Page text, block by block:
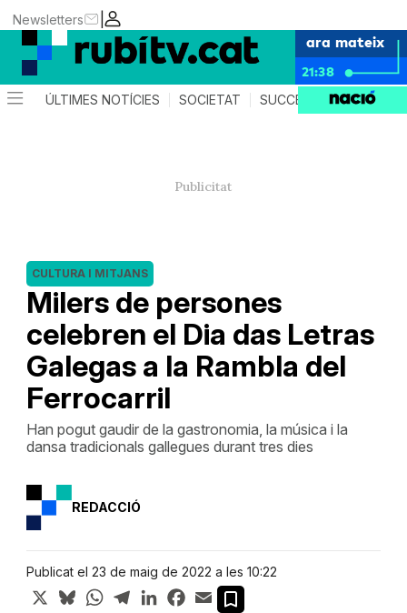
|
Newsletters
ara mateix
21:38
ÚLTIMES NOTÍCIES SOCIETAT SUCCESSOS
Milers de persones
celebren el Dia das Letras
Galegas a la Rambla del
Ferrocarril
CULTURA I MITJANS
Han pogut gaudir de la gastronomia, la música i la
dansa tradicionals gallegues durant tres dies
REDACCIÓ
Publicat el 23 de maig de 2022 a les 10:22
X BlueskyWhatsApp
TelegramLinkedInFacebook
Email